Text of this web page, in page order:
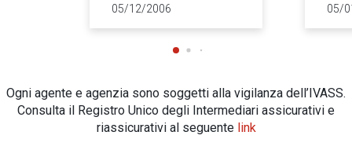
05/12/2006
05/
Ogni agente e agenzia sono soggetti alla vigilanza dell’IVASS.
Consulta il Registro Unico degli Intermediari assicurativi e
riassicurativi al seguente link